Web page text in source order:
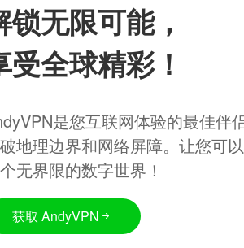
锁无限可能，
受全球精彩！
是您互联网体验的最佳伴
地理边界和网络屏障。让您可
无界限的数字世界！
获取 AndyVPN